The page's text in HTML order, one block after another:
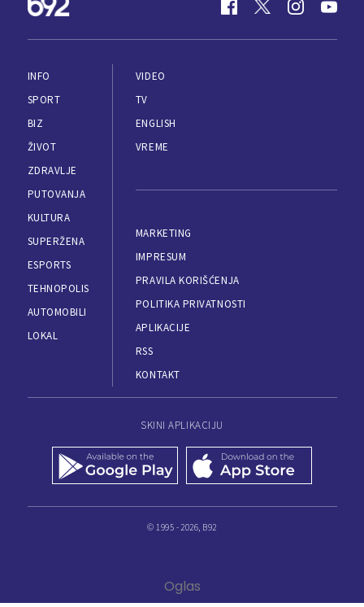
INFO
SPORT
BIZ
ŽIVOT
ZDRAVLJE
PUTOVANJA
KULTURA
SUPERŽENA
ESPORTS
TEHNOPOLIS
AUTOMOBILI
LOKAL
VIDEO
TV
ENGLISH
VREME
MARKETING
IMPRESUM
PRAVILA KORIŠĆENJA
POLITIKA PRIVATNOSTI
APLIKACIJE
RSS
KONTAKT
SKINI APLIKACIJU
© 1995 - 2026, B92